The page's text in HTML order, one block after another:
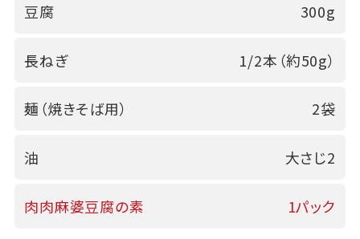
豆腐 300g
長ねぎ 1/2本（約50g）
麺（焼きそば用） 2袋
油 大さじ2
肉肉麻婆豆腐の素 1パック